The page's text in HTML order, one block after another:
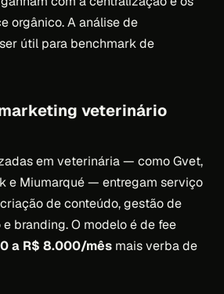
orgânico. A análise de
útil para benchmark de
veterinário
em veterinária — como Gvet,
e Miumarqué — entregam serviço
de conteúdo, gestão de
branding. O modelo é de fee
a R$ 8.000/mês mais verba de